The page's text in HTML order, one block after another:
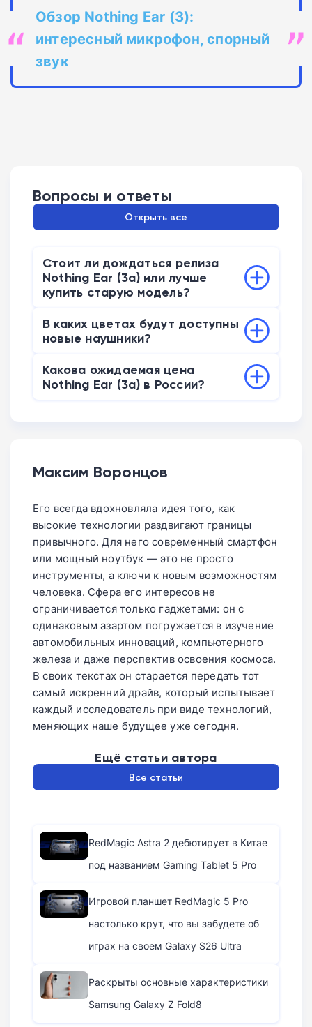
Обзор Nothing Ear (3):
интересный микрофон, спорный
звук
Вопросы и ответы
Открыть все
Стоит ли дождаться релиза
Nothing Ear (3a) или лучше
купить старую модель?
Однозначно стоит дождаться
презентации 7 июля. Новинка получит
свежий дизайн, оптимизацию звука и
новые яркие цвета корпуса. При этом
производитель сохранит доступный
неделя.
В каких цветах будут доступны
новые наушники?
Официальный короткий тизер от
компании подтверждает четыре
цветовых решения. Помимо
элементами корпуса при этом
Какова ожидаемая цена
Nothing Ear (3a) в России?
около 8,8 тыс. рублей. На старте продаж
чуть выше из-за расходов на логистику.
Максим Воронцов
Его всегда вдохновляла идея того, как
высокие технологии раздвигают границы
привычного. Для него современный смартфон
или мощный ноутбук — это не просто
инструменты, а ключи к новым возможностям
человека. Сфера его интересов не
ограничивается только гаджетами: он с
одинаковым азартом погружается в изучение
автомобильных инноваций, компьютерного
железа и даже перспектив освоения космоса.
В своих текстах он старается передать тот
самый искренний драйв, который испытывает
каждый исследователь при виде технологий,
меняющих наше будущее уже сегодня.
Ещё статьи автора
Все статьи
RedMagic Astra 2 дебютирует в Китае
под названием Gaming Tablet 5 Pro
Игровой планшет RedMagic 5 Pro
настолько крут, что вы забудете об
играх на своем Galaxy S26 Ultra
Раскрыты основные характеристики
Samsung Galaxy Z Fold8